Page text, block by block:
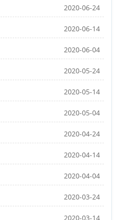
2020-06-24
2020-06-14
2020-06-04
2020-05-24
2020-05-14
2020-05-04
2020-04-24
2020-04-14
2020-04-04
2020-03-24
2020-03-14